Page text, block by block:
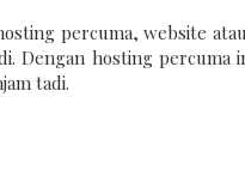
percuma, website
Dengan hosting
tadi.